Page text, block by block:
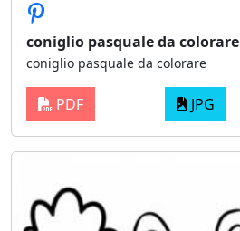
coniglio pasquale da colorare
coniglio pasquale da colorare
PDF JPG